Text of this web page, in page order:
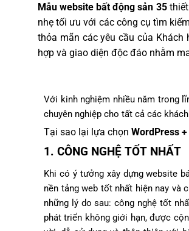
Mẫu website bất động sản 35thiết
nhẹ tối ưu với các công cụ tìm
thỏa mãn các yêu cầu của
hợp và giao diện độc đáo nhằm
Với kinh nghiệm nhiều năm trong
chuyên nghiệp cho tất cả các
Tại sao lại lựa chọn WordPress
1. CÔNG NGHỆ TỐT NHẤT
Khi có ý tưởng xây dựng website
nền tảng web tốt nhất hiện nay và
những lý do sau: công nghệ tốt
phát triển không giới hạn, được